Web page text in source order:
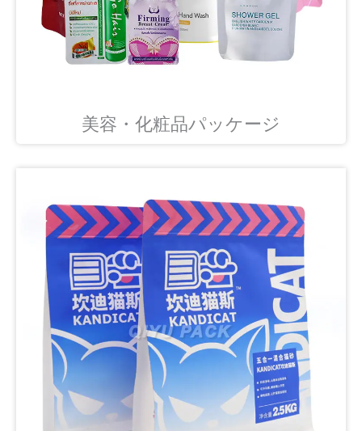
美容・化粧品パッケージ